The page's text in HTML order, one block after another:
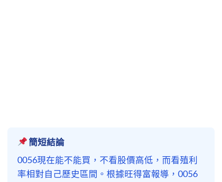
簡短結論
0056現在能不能買，不看股價高低，而看殖利
率相對自己歷史區間。根據旺得富報導，0056